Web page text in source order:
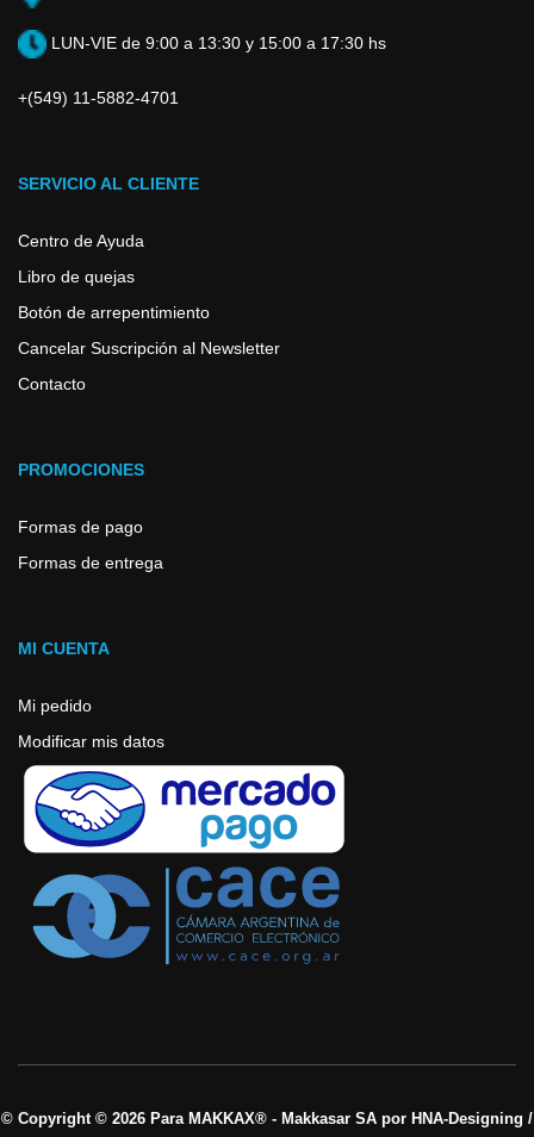
LUN-VIE de 9:00 a 13:30 y 15:00 a 17:30 hs
+(549) 11-5882-4701
SERVICIO AL CLIENTE
Centro de Ayuda
Libro de quejas
Botón de arrepentimiento
Cancelar Suscripción al Newsletter
Contacto
PROMOCIONES
Formas de pago
Formas de entrega
MI CUENTA
Mi pedido
Modificar mis datos
© Copyright © 2026 Para MAKKAX® - Makkasar SA por HNA-Designing /